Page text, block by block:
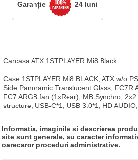
Garanție 24 luni
Carcasa ATX 1STPLAYER Mi8 Black
Case 1STPLAYER Mi8 BLACK, ATX w/o
Side Panoramic Translucent Glass, FC7R
FC7 ARGB fan (1xRear), MB Synchro,
structure, USB-C*1, USB 3.0*1, HD
Informatia, imaginile si descrierea
site sunt generale, au caracter
oarecaror proceduri administrative.